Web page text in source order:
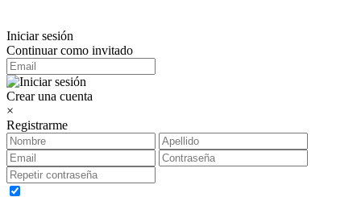
Iniciar sesión
Continuar como invitado
Crear una cuenta
×
Registrarme